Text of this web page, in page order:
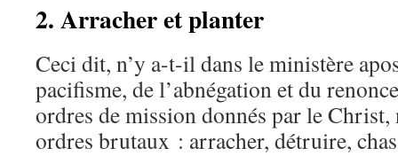
2. Arracher et planter
Ceci dit, n’y a-t-il dans le ministère
pacifisme, de l’abnégation et du
ordres de mission donnés par le Christ,
ordres brutaux : arracher, détruire,